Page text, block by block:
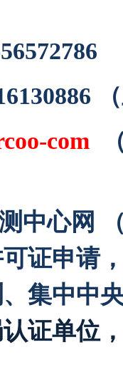
（
com
中心网
证申请
集中中
证单位